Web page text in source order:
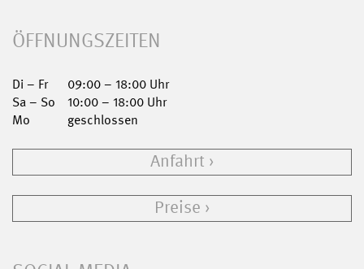
ÖFFNUNGSZEITEN
Di – Fr
09:00 – 18:00 Uhr
Sa – So
10:00 – 18:00 Uhr
Mo
geschlossen
Anfahrt
Preise